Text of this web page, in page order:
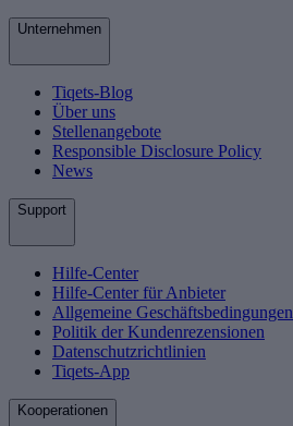
Unternehmen
Tiqets-Blog
Über uns
Stellenangebote
Responsible Disclosure Policy
News
Support
Hilfe-Center
Hilfe-Center für Anbieter
Allgemeine Geschäftsbedingungen
Politik der Kundenrezensionen
Datenschutzrichtlinien
Tiqets-App
Kooperationen